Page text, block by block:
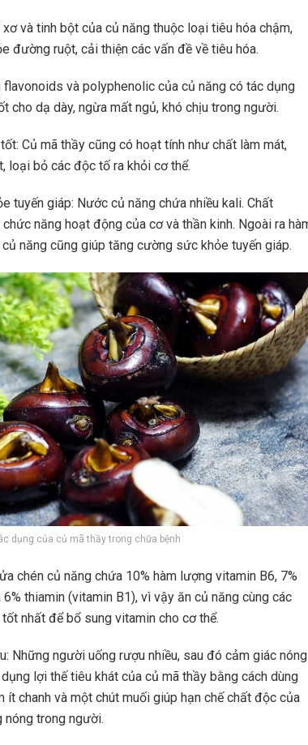
và tinh bột của củ năng thuộc loại tiêu hóa chậm,
đường ruột, cải thiện các vấn đề về tiêu hóa.
flavonoids và polyphenolic của củ năng có tác dụng
cho dạ dày, ngừa mất ngủ, khó chịu trong người.
Củ mã thầy cũng có hoạt tính như chất làm mát,
loại bỏ các độc tố ra khỏi cơ thể.
tuyến giáp: Nước củ năng chứa nhiều kali. Chất
năng hoạt động của cơ và thần kinh. Ngoài ra
năng cũng giúp tăng cường sức khỏe tuyến giáp.
dụng của củ mã thầy trong chữa bệnh
chén củ năng chứa 10% hàm lượng vitamin B6, 7%
thiamin (vitamin B1), vì vậy ăn củ năng cùng các
nhất để bổ sung vitamin cho cơ thể.
Những người uống rượu nhiều, sau đó cảm giác nóng
lợi thế tiêu khát của củ mã thầy bằng cách dùng
ít chanh và một chút muối giúp hạn chế chất độc của
nóng trong người.